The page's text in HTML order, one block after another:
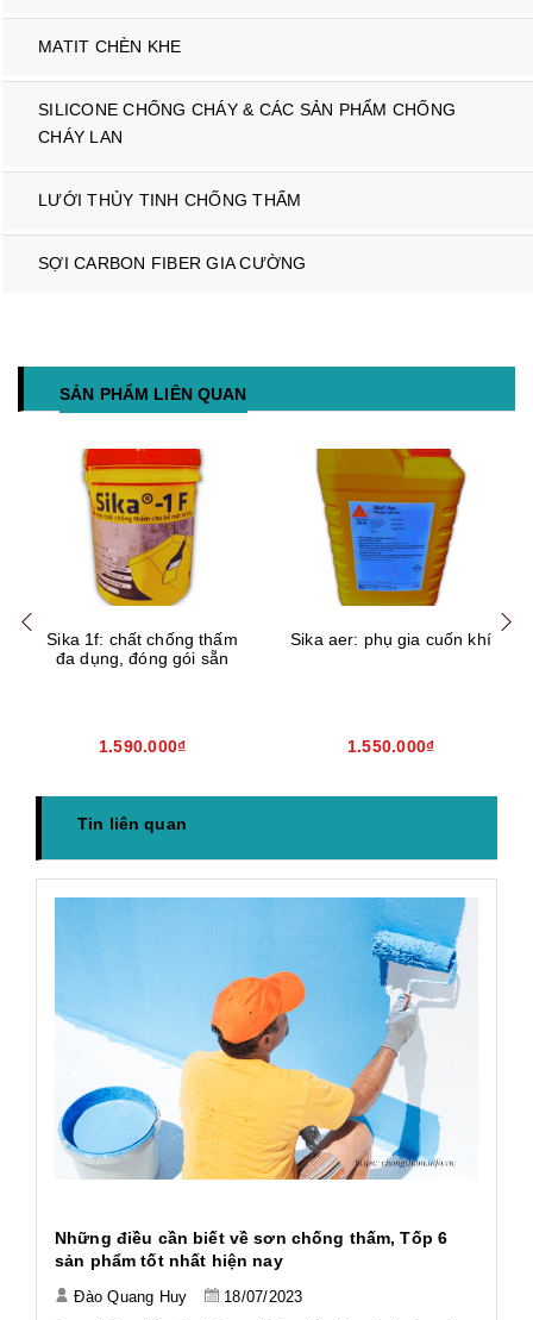
MATIT CHÈN KHE
SILICONE CHỐNG CHÁY & CÁC SẢN PHẨM CHỐNG
CHÁY LAN
LƯỚI THỦY TINH CHỐNG THẤM
SỢI CARBON FIBER GIA CƯỜNG
SẢN PHẨM LIÊN QUAN
Sika 1f: chất chống thấm
đa dụng, đóng gói sẵn
1.590.000₫
Sika aer: phụ gia cuốn khí
1.550.000₫
Tin liên quan
Những điều cần biết về sơn chống thấm, Tốp 6
sản phẩm tốt nhất hiện nay
Đào Quang Huy
18/07/2023